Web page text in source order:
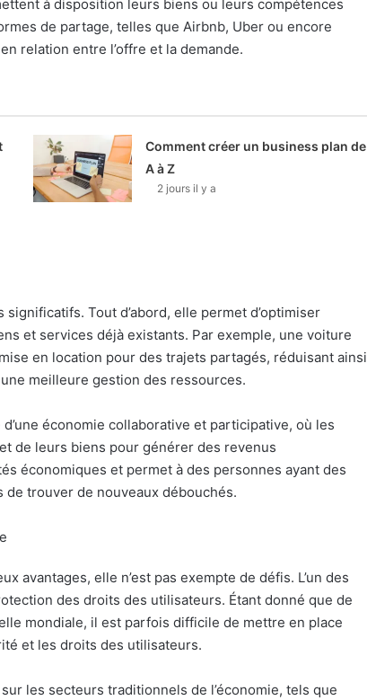
à disposition leurs biens ou leurs compétences
de partage, telles que Airbnb, Uber ou encore
relation entre l’offre et la demande.
Comment créer un business plan de
A à Z
2 jours il y a
Tout d’abord, elle permet d’optimiser
et services déjà existants. Par exemple, une voiture
en location pour des trajets partagés, réduisant ainsi
meilleure gestion des ressources.
économie collaborative et participative, où les
de leurs biens pour générer des revenus
économiques et permet à des personnes ayant des
trouver de nouveaux débouchés.
avantages, elle n’est pas exempte de défis. L’un des
des droits des utilisateurs. Étant donné que de
mondiale, il est parfois difficile de mettre en place
et les droits des utilisateurs.
les secteurs traditionnels de l’économie, tels que